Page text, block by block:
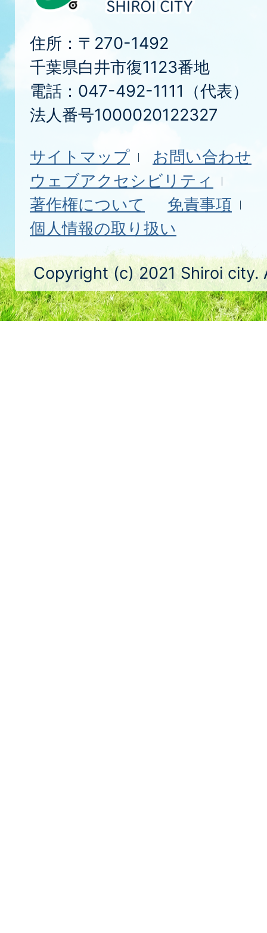
住所：〒270-1492
千葉県白井市復1123番地
電話：047-492-1111（代表）
法人番号1000020122327
サイトマップ
お問い合わせ
ウェブアクセシビリティ
著作権について
免責事項
個人情報の取り扱い
Copyright (c) 2021 Shiroi city.